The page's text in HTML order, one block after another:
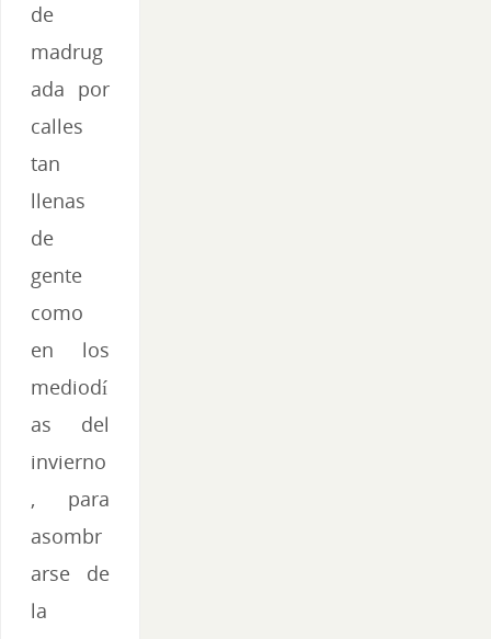
de
madrug
ada por
calles
tan
llenas
de
gente
como
en los
mediodí
as del
invierno
, para
asombr
arse de
la